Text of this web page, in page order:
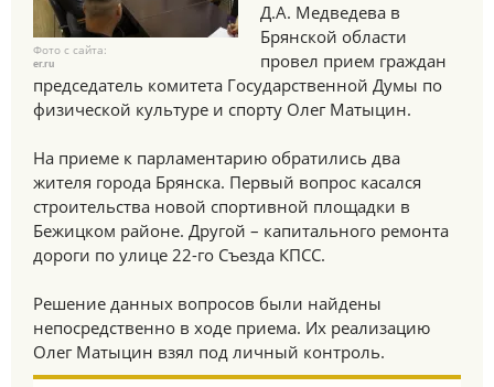
Фото с сайта:
er.ru
Д.А. Медведева в
Брянской области
провел прием граждан
председатель комитета Государственной Думы по
физической культуре и спорту Олег Матыцин.
На приеме к парламентарию обратились два
жителя города Брянска. Первый вопрос касался
строительства новой спортивной площадки в
Бежицком районе. Другой – капитального ремонта
дороги по улице 22-го Съезда КПСС.
Решение данных вопросов были найдены
непосредственно в ходе приема. Их реализацию
Олег Матыцин взял под личный контроль.